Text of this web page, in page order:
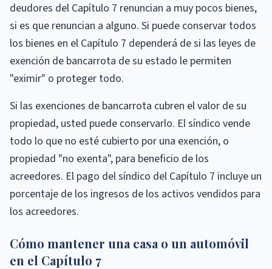
deudores del Capítulo 7 renuncian a muy pocos bienes,
si es que renuncian a alguno. Si puede conservar todos
los bienes en el Capítulo 7 dependerá de si las leyes de
exención de bancarrota de su estado le permiten
"eximir" o proteger todo.
Si las exenciones de bancarrota cubren el valor de su
propiedad, usted puede conservarlo. El síndico vende
todo lo que no esté cubierto por una exención, o
propiedad "no exenta", para beneficio de los
acreedores. El pago del síndico del Capítulo 7 incluye un
porcentaje de los ingresos de los activos vendidos para
los acreedores.
Cómo mantener una casa o un automóvil
en el Capítulo 7